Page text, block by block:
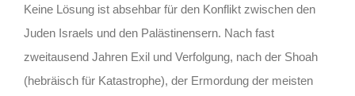
Keine Lösung ist absehbar für den Konflikt zwischen den
Juden Israels und den Palästinensern. Nach fast
zweitausend Jahren Exil und Verfolgung, nach der Shoah
(hebräisch für Katastrophe), der Ermordung der meisten